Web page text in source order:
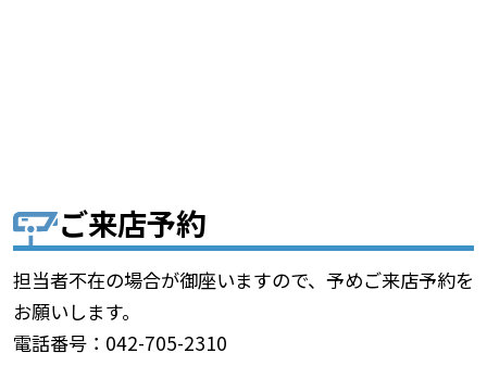
ご来店予約
担当者不在の場合が御座いますので、予めご来店予約を
お願いします。
電話番号：042-705-2310